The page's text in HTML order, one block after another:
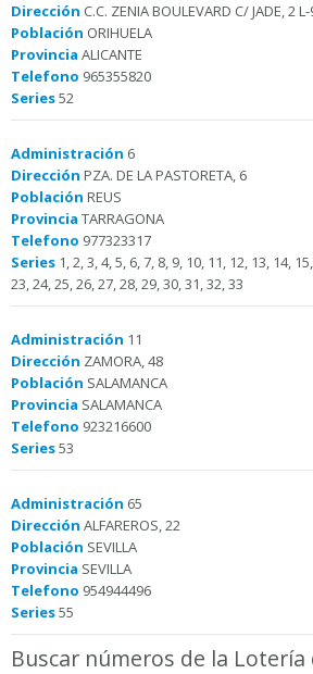
Dirección C.C. ZENIA BOULEVARD C/ JADE, 2
Población ORIHUELA
Provincia ALICANTE
Telefono 965355820
Series52
Administración 6
Dirección PZA. DE LA PASTORETA, 6
Población REUS
Provincia TARRAGONA
Telefono 977323317
Series 1, 2, 3, 4, 5, 6, 7, 8, 9, 10, 11, 12, 13, 14,
23, 24, 25, 26, 27, 28, 29, 30, 31, 32, 33
Administración 11
Dirección ZAMORA, 48
Población SALAMANCA
Provincia SALAMANCA
Telefono 923216600
Series53
Administración 65
Dirección ALFAREROS, 22
Población SEVILLA
Provincia SEVILLA
Telefono 954944496
Series55
Buscar números de la Lotería